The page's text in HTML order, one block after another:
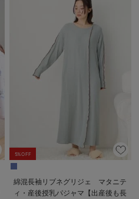
5%OFF
綿混長袖リブネグリジェ マタニテ
ィ・産後授乳パジャマ【出産後も長